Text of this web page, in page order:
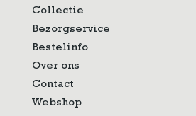
Collectie
Bezorgservice
Bestelinfo
Over ons
Contact
Webshop